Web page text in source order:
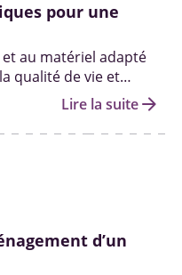
pour une
au matériel adapté
qualité de vie et
situation deLire la suitearrow_forward
d’un